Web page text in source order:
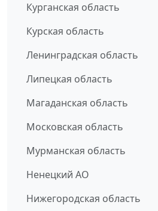
Курганская область
Курская область
Ленинградская область
Липецкая область
Магаданская область
Московская область
Мурманская область
Ненецкий АО
Нижегородская область